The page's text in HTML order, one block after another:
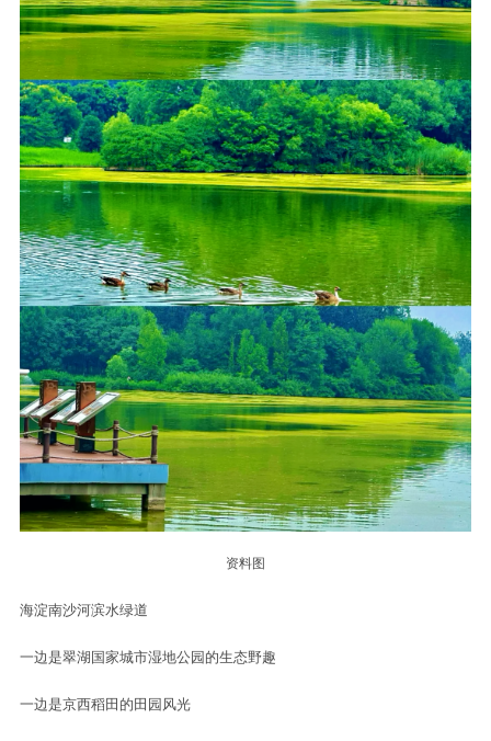
资料图
海淀南沙河滨水绿道
一边是翠湖国家城市湿地公园的生态野趣
一边是京西稻田的田园风光